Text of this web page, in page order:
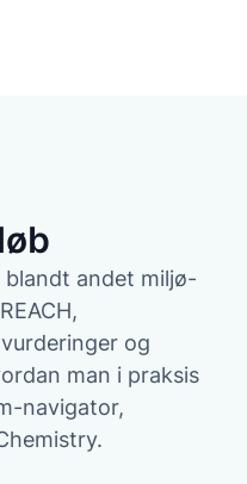
andet miljø-
og
man i praksis
navigator,